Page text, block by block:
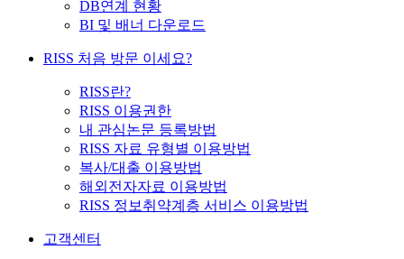
DB연계 현황
BI 및 배너 다운로드
RISS 처음 방문 이세요?
RISS란?
RISS 이용권한
내 관심논문 등록방법
RISS 자료 유형별 이용방법
복사/대출 이용방법
해외전자자료 이용방법
RISS 정보취약계층 서비스 이용방법
고객센터